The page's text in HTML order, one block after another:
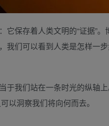
它保存着人类文明的“证据”
我们可以看到人类是怎样一步
于我们站在一条时光的纵轴
以洞察我们将向何而去。